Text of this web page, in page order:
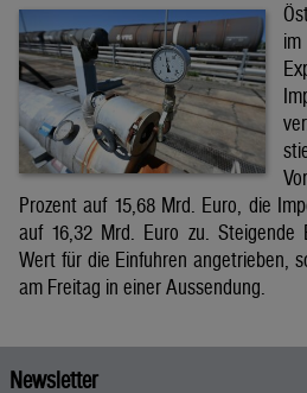
Prozent auf 15,68 Mrd. Euro, die
auf 16,32 Mrd. Euro zu. Steigende
Wert für die Einfuhren angetrieben,
am Freitag in einer Aussendung.
Newsletter